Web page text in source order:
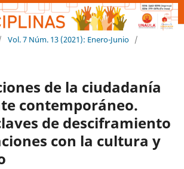
Vol. 7 Núm. 13 (2021): Enero-Junio /
de la ciudadanía
contemporáneo.
de desciframiento
con la cultura y